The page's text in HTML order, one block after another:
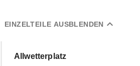
expand_less
EINZELTEILE AUSBLENDEN
Allwetterplatz